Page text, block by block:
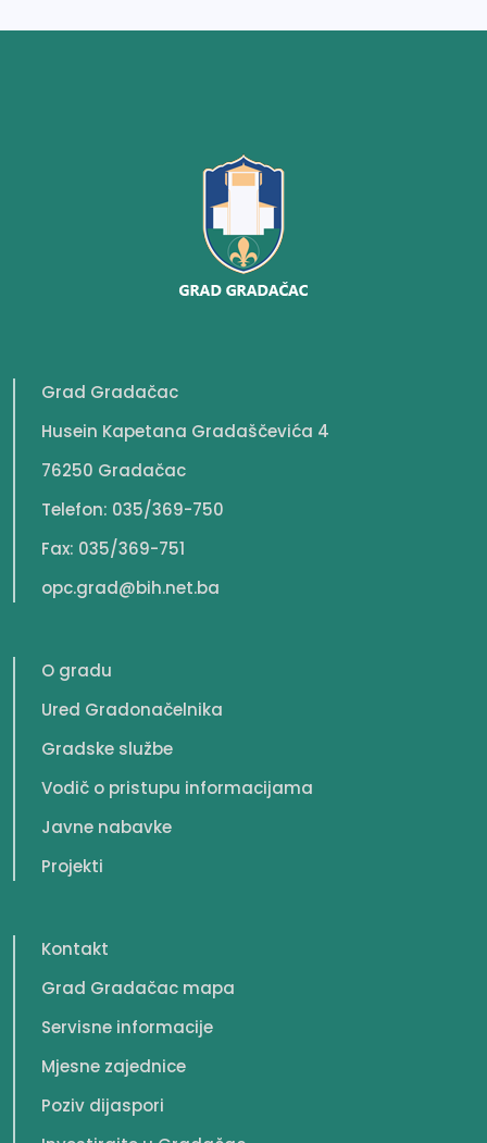
Grad Gradačac
Husein Kapetana Gradaščevića 4
76250 Gradačac
Telefon: 035/369-750
Fax: 035/369-751
opc.grad@bih.net.ba
O gradu
Ured Gradonačelnika
Gradske službe
Vodič o pristupu informacijama
Javne nabavke
Projekti
Kontakt
Grad Gradačac mapa
Servisne informacije
Mjesne zajednice
Poziv dijaspori